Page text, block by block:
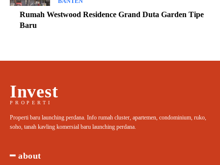
Rumah Westwood Residence Grand Duta Garden Tipe
Baru
Invest
PROPERTI
Properti baru launching perdana. Info rumah cluster, apartemen, condominium, ruko,
soho, tanah kavling komersial baru launching perdana.
━ about